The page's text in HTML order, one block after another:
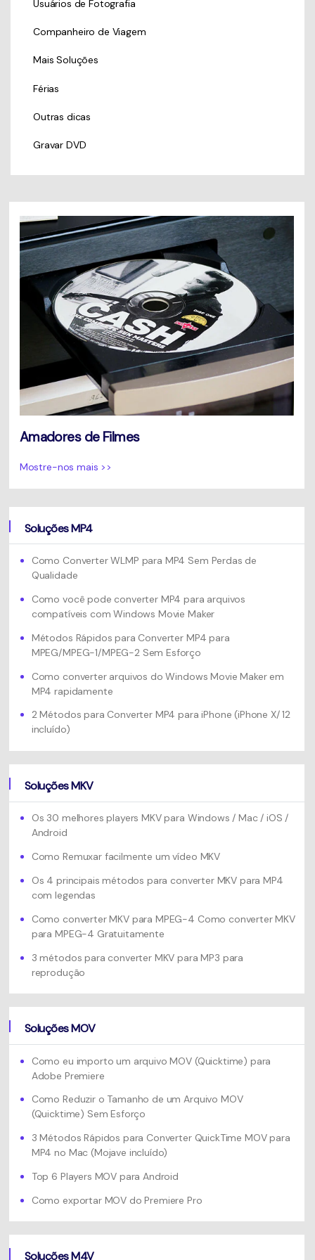
Usuários de Fotografia
Companheiro de Viagem
Mais Soluções
Férias
Outras dicas
Gravar DVD
Amadores de Filmes
Mostre-nos mais >>
Soluções MP4
Como Converter WLMP para MP4 Sem Perdas de
Qualidade
Como você pode converter MP4 para arquivos
compatíveis com Windows Movie Maker
Métodos Rápidos para Converter MP4 para
MPEG/MPEG-1/MPEG-2 Sem Esforço
Como converter arquivos do Windows Movie Maker em
MP4 rapidamente
2 Métodos para Converter MP4 para iPhone (iPhone X/ 12
incluído)
Soluções MKV
Os 30 melhores players MKV para Windows / Mac / iOS /
Android
Como Remuxar facilmente um vídeo MKV
Os 4 principais métodos para converter MKV para MP4
com legendas
Como converter MKV para MPEG-4 Como converter MKV
para MPEG-4 Gratuitamente
3 métodos para converter MKV para MP3 para
reprodução
Soluções MOV
Como eu importo um arquivo MOV (Quicktime) para
Adobe Premiere
Como Reduzir o Tamanho de um Arquivo MOV
(Quicktime) Sem Esforço
3 Métodos Rápidos para Converter QuickTime MOV para
MP4 no Mac (Mojave incluído)
Top 6 Players MOV para Android
Como exportar MOV do Premiere Pro
Soluções M4V